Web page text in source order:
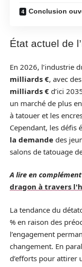
Conclusion
État actuel de
En 2026, l’industrie
milliards €, avec
milliards € d’ici
un marché de plus
à tatouer et les
Cependant, les défis
la demande des
salons de tatouage
A lire en
dragon à travers
La tendance du
% en raison des
l’engagement
changement. En
d’efforts pour attirer